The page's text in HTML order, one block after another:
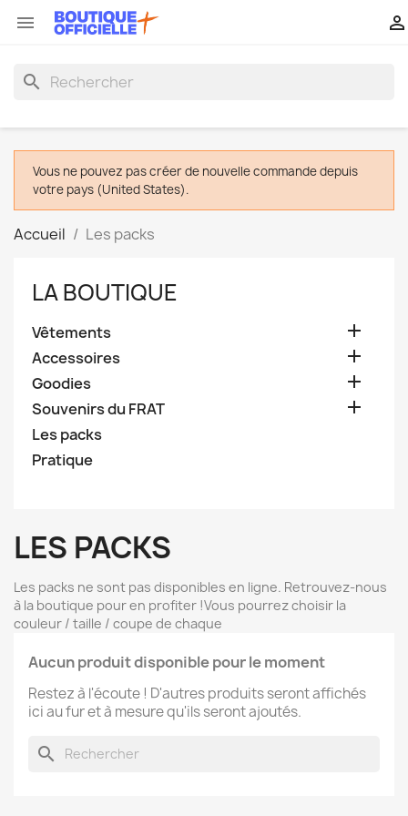
 
search
Vous ne pouvez pas créer de nouvelle commande depuis
votre pays (United States).
Accueil Les packs
LA BOUTIQUE
Vêtements 
Accessoires 
Goodies 
Souvenirs du FRAT 
Les packs
Pratique
LES PACKS
Les packs ne sont pas disponibles en ligne. Retrouvez-nous
à la boutique pour en profiter !Vous pourrez choisir la
couleur / taille / coupe de chaque
Aucun produit disponible pour le moment
Restez à l'écoute ! D'autres produits seront affichés
ici au fur et à mesure qu'ils seront ajoutés.
search